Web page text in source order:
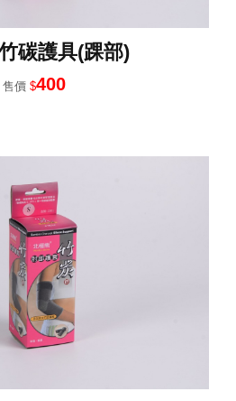
碳護具(踝部)
售價 $400